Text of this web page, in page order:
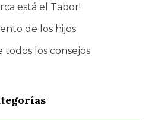
está el Tabor!
de los hijos
todos los consejos